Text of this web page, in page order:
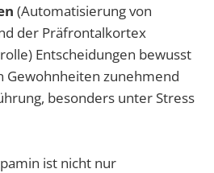
(Automatisierung von
der Präfrontalkortex
Entscheidungen bewusst
zunehmend
besonders unter Stress
ist nicht nur